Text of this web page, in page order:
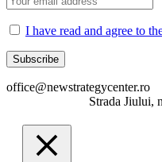
I have read and agree to
Strada Jiului, nr. 133,